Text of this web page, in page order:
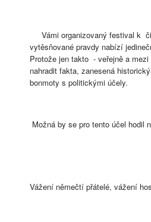
Vámi organizovaný festival k
vytěsňované pravdy nabízí
Protože jen takto - veřejně a
nahradit fakta, zanesená
bonmoty s politickými účely.
Možná by se pro tento účel hodil
Vážení němečtí přátelé, vážení